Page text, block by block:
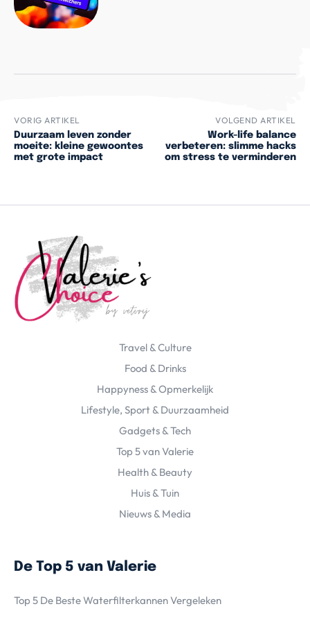
VORIG ARTIKEL
Duurzaam leven zonder
moeite: kleine gewoontes
met grote impact
VOLGEND ARTIKEL
Work-life balance
verbeteren: slimme hacks
om stress te verminderen
Travel & Culture
Food & Drinks
Happyness & Opmerkelijk
Lifestyle, Sport & Duurzaamheid
Gadgets & Tech
Top 5 van Valerie
Health & Beauty
Huis & Tuin
Nieuws & Media
De Top 5 van Valerie
Top 5 De Beste Waterfilterkannen Vergeleken